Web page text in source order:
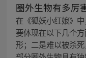
圈外生物有多厉
在《狐妖小红娘》
要体现在以下几个
形；二是难以被杀